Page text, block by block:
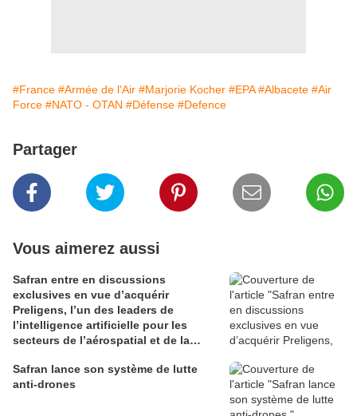
#France #Armée de l'Air #Marjorie Kocher #EPA #Albacete #Air
Force #NATO - OTAN #Défense #Defence
Partager
Vous aimerez aussi
Safran entre en discussions
exclusives en vue d’acquérir
Preligens, l’un des leaders de
l’intelligence artificielle pour les
secteurs de l’aérospatial et de la
Safran lance son système de lutte
anti-drones